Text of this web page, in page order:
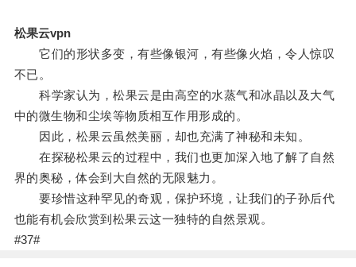
松果云vpn
它们的形状多变，有些像银河，有些像火焰，令人惊叹
不已。
科学家认为，松果云是由高空的水蒸气和冰晶以及大气
中的微生物和尘埃等物质相互作用形成的。
因此，松果云虽然美丽，却也充满了神秘和未知。
在探秘松果云的过程中，我们也更加深入地了解了自然
界的奥秘，体会到大自然的无限魅力。
要珍惜这种罕见的奇观，保护环境，让我们的子孙后代
也能有机会欣赏到松果云这一独特的自然景观。
#37#